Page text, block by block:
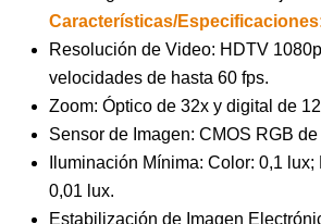
Características/
Resolución de Video: HDTV
velocidades de hasta 60 fps.
Zoom: Óptico de 32x y digital de
Sensor de Imagen: CMOS RGB de
Iluminación Mínima: Color: 0,1
0,01 lux.
Estabilización de Imagen